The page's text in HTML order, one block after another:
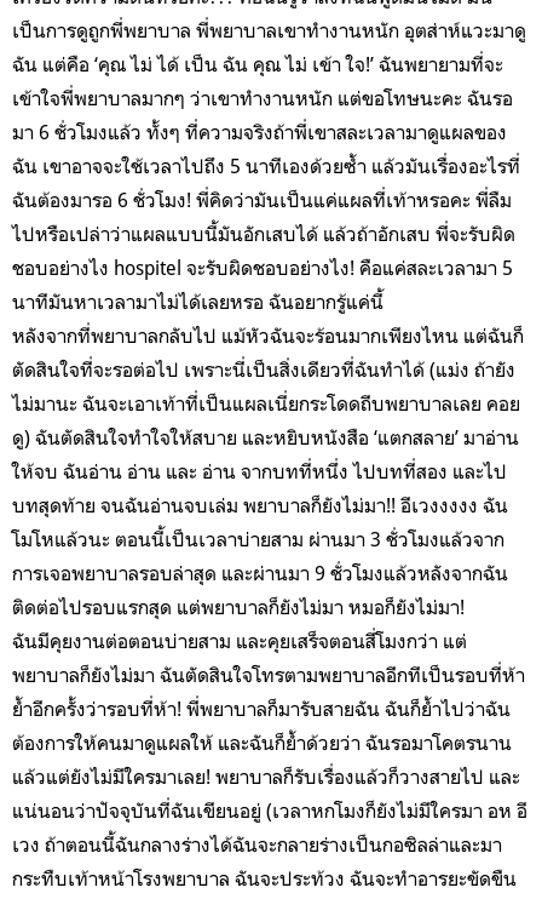
เป็นการดูถูกพี่พยาบาล พี่พยาบาลเขาทำงานหนัก อุตส่าห์แวะมาดู
ฉัน แต่คือ ‘คุณ ไม่ ได้ เป็น ฉัน คุณ ไม่ เข้า ใจ!’ ฉันพยายามที่จะ
เข้าใจพี่พยาบาลมากๆ ว่าเขาทำงานหนัก แต่ขอโทษนะคะ ฉันรอ
มา 6 ชั่วโมงแล้ว ทั้งๆ ที่ความจริงถ้าพี่เขาสละเวลามาดูแผลของ
ฉัน เขาอาจจะใช้เวลาไปถึง 5 นาทีเองด้วยซ้ำ แล้วมันเรื่องอะไรที่
ฉันต้องมารอ 6 ชั่วโมง! พี่คิดว่ามันเป็นแค่แผลที่เท้าหรอคะ พี่ลืม
ไปหรือเปล่าว่าแผลแบบนี้มันอักเสบได้ แล้วถ้าอักเสบ พี่จะรับผิด
ชอบอย่างไง hospitel จะรับผิดชอบอย่างไง! คือแค่สละเวลามา 5
นาทีมันหาเวลามาไม่ได้เลยหรอ ฉันอยากรู้แค่นี้
หลังจากที่พยาบาลกลับไป แม้หัวฉันจะร้อนมากเพียงไหน แต่ฉันก็
ตัดสินใจที่จะรอต่อไป เพราะนี่เป็นสิ่งเดียวที่ฉันทำได้ (แม่ง ถ้ายัง
ไม่มานะ ฉันจะเอาเท้าที่เป็นแผลเนี่ยกระโดดถีบพยาบาลเลย คอย
ดู) ฉันตัดสินใจทำใจให้สบาย และหยิบหนังสือ ‘แตกสลาย’ มาอ่าน
ให้จบ ฉันอ่าน อ่าน และ อ่าน จากบทที่หนึ่ง ไปบทที่สอง และไป
บทสุดท้าย จนฉันอ่านจบเล่ม พยาบาลก็ยังไม่มา!! อีเวงงงงง ฉัน
โมโหแล้วนะ ตอนนี้เป็นเวลาบ่ายสาม ผ่านมา 3 ชั่วโมงแล้วจาก
การเจอพยาบาลรอบล่าสุด และผ่านมา 9 ชั่วโมงแล้วหลังจากฉัน
ติดต่อไปรอบแรกสุด แต่พยาบาลก็ยังไม่มา หมอก็ยังไม่มา!
ฉันมีคุยงานต่อตอนบ่ายสาม และคุยเสร็จตอนสี่โมงกว่า แต่
พยาบาลก็ยังไม่มา ฉันตัดสินใจโทรตามพยาบาลอีกทีเป็นรอบที่ห้า
ย้ำอีกครั้งว่ารอบที่ห้า! พี่พยาบาลก็มารับสายฉัน ฉันก็ย้ำไปว่าฉัน
ต้องการให้คนมาดูแผลให้ และฉันก็ย้ำด้วยว่า ฉันรอมาโคตรนาน
แล้วแต่ยังไม่มีใครมาเลย! พยาบาลก็รับเรื่องแล้วก็วางสายไป และ
แน่นอนว่าปัจจุบันที่ฉันเขียนอยู่ (เวลาหกโมงก็ยังไม่มีใครมา อห อี
เวง ถ้าตอนนี้ฉันกลางร่างได้ฉันจะกลายร่างเป็นกอซิลล่าและมา
กระทืบเท้าหน้าโรงพยาบาล ฉันจะประท้วง ฉันจะทำอารยะขัดขืน